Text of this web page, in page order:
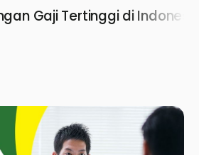
Gaji Tertinggi di